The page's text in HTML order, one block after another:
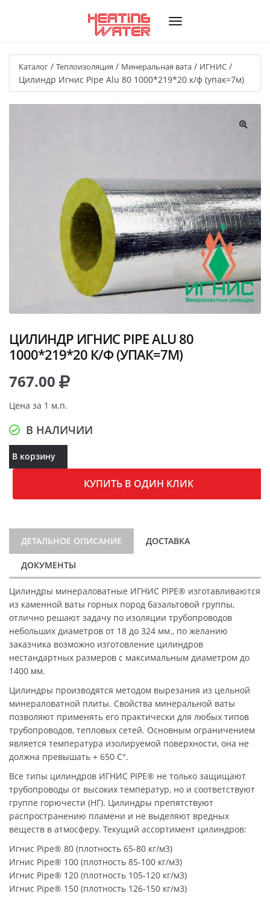
Каталог / Теплоизоляция / Минеральная вата / ИГНИС /
Цилиндр Игнис Pipe Alu 80 1000*219*20 к/ф (упак=7м)
ЦИЛИНДР ИГНИС PIPE ALU 80
1000*219*20 К/Ф (УПАК=7М)
767.00
Цена за 1 м.п.
В НАЛИЧИИ
В корзину
КУПИТЬ В ОДИН КЛИК
ДЕТАЛЬНОЕ ОПИСАНИЕ ДОСТАВКА
ДОКУМЕНТЫ
Цилиндры минераловатные ИГНИС PIPE® изготавливаются
из каменной ваты горных пород базальтовой группы,
отлично решают задачу по изоляции трубопроводов
небольших диаметров от 18 до 324 мм., по желанию
заказчика возможно изготовление цилиндров
нестандартных размеров с максимальным диаметром до
1400 мм.
Цилиндры производятся методом вырезания из цельной
минераловатной плиты. Свойства минеральной ваты
позволяют применять его практически для любых типов
трубопроводов, тепловых сетей. Основным ограничением
является температура изолируемой поверхности, она не
должна превышать + 650 C°.
Все типы цилиндров ИГНИС PIPE® не только защищают
трубопроводы от высоких температур, но и соответствуют
группе горючести (НГ). Цилиндры препятствуют
распространению пламени и не выделяют вредных
веществ в атмосферу. Текущий ассортимент цилиндров:
Игнис Pipe® 80 (плотность 65-80 кг/м3)
Игнис Pipe® 100 (плотность 85-100 кг/м3)
Игнис Pipe® 120 (плотность 105-120 кг/м3)
Игнис Pipe® 150 (плотность 126-150 кг/м3)